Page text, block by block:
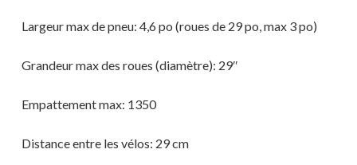
Largeur max de pneu: 4,6 po (roues de 29 po, max 3 po)
Grandeur max des roues (diamètre): 29″
Empattement max: 1350
Distance entre les vélos: 29 cm